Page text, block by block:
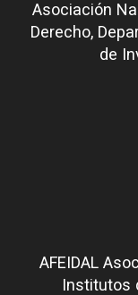
Asociación
Derecho,
de
AFEIDAL
Institutos